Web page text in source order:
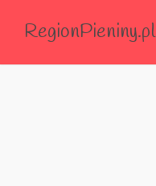
RegionPieniny.pl